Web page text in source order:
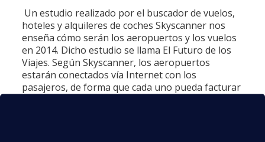
Un estudio realizado por el buscador de vuelos,
hoteles y alquileres de coches Skyscanner nos
enseña cómo serán los aeropuertos y los vuelos
en 2014. Dicho estudio se llama El Futuro de los
Viajes. Según Skyscanner, los aeropuertos
estarán conectados vía Internet con los
pasajeros, de forma que cada uno pueda facturar